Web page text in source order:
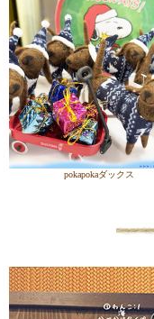
pokapokaダックス